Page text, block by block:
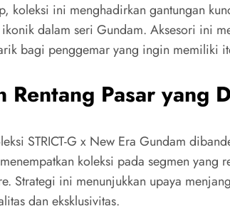
koleksi ini menghadirkan gantungan
dalam seri Gundam. Aksesori ini
bagi penggemar yang ingin memiliki
Rentang Pasar yang
STRICT-G x New Era Gundam
koleksi pada segmen
Strategi ini menunjukkan upaya
dan eksklusivitas.